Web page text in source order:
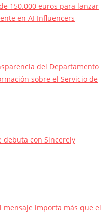
150.000 euros para lanzar
en AI Influencers
del Departamento
sobre el Servicio de
debuta con Sincerely
mensaje importa más que el